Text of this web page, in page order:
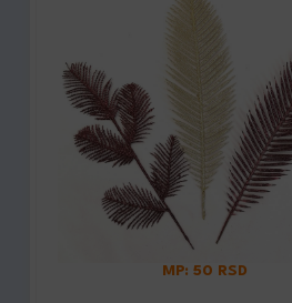
MP: 50 RSD